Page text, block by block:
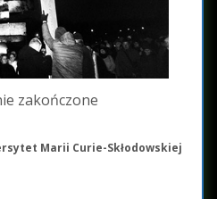
zakończone
Marii Curie-Skłodowskiej